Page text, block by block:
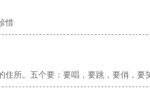
惜
所。五个要：要唱，要跳，要俏，要